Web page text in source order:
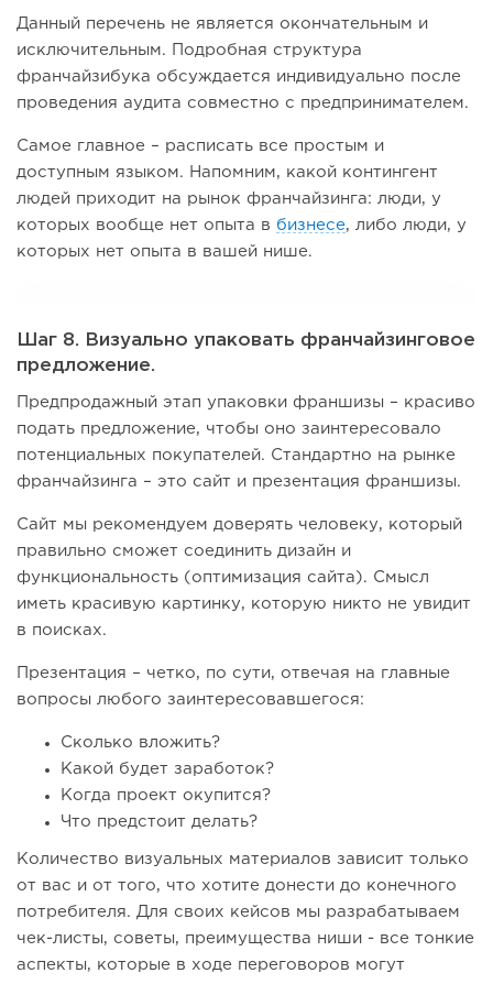
Данный перечень не является окончательным и
исключительным. Подробная структура
франчайзибука обсуждается индивидуально после
проведения аудита совместно с предпринимателем.
Самое главное – расписать все простым и
доступным языком. Напомним, какой контингент
людей приходит на рынок франчайзинга: люди, у
которых вообще нет опыта в бизнесе, либо люди, у
которых нет опыта в вашей нише.
Шаг 8. Визуально упаковать франчайзинговое
предложение.
Предпродажный этап упаковки франшизы – красиво
подать предложение, чтобы оно заинтересовало
потенциальных покупателей. Стандартно на рынке
франчайзинга – это сайт и презентация франшизы.
Сайт мы рекомендуем доверять человеку, который
правильно сможет соединить дизайн и
функциональность (оптимизация сайта). Смысл
иметь красивую картинку, которую никто не увидит
в поисках.
Презентация – четко, по сути, отвечая на главные
вопросы любого заинтересовавшегося:
Сколько вложить?
Какой будет заработок?
Когда проект окупится?
Что предстоит делать?
Количество визуальных материалов зависит только
от вас и от того, что хотите донести до конечного
потребителя. Для своих кейсов мы разрабатываем
чек-листы, советы, преимущества ниши - все тонкие
аспекты, которые в ходе переговоров могут